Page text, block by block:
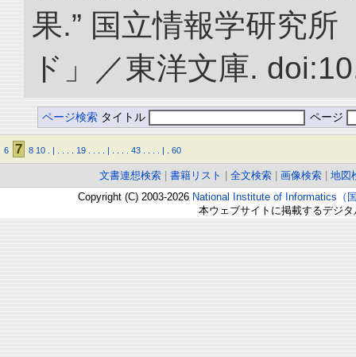
果.” 国立情報学研究
ド」／東洋文庫.
ページ検索 タイトル ページ
6 7 8 10 | 19 | 43 | 60
文書連想検索 書籍リスト 全文検索 画像検索
地図
Copyright (C) 2003-2026 National Institute of Informatics（
本ウェブサイトに掲載するデジ